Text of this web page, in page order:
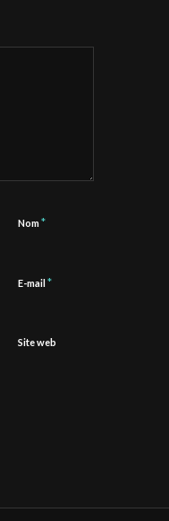
Nom*
E-mail*
Site web